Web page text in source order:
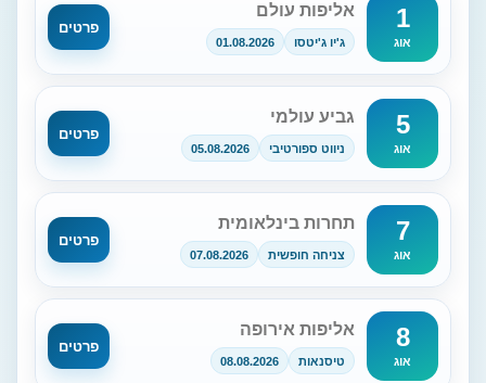
1
אוג
אליפות עולם
ג'יו ג'יטסו 01.08.2026
פרטים
5
אוג
גביע עולמי
ניווט ספורטיבי 05.08.2026
פרטים
7
אוג
תחרות בינלאומית
צניחה חופשית 07.08.2026
פרטים
8
אוג
אליפות אירופה
טיסנאות 08.08.2026
פרטים